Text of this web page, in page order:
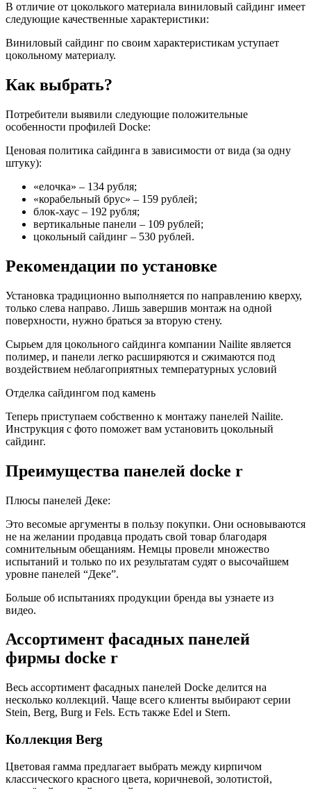
В отличие от цоколького материала виниловый сайдинг имеет
следующие качественные характеристики:
Виниловый сайдинг по своим характеристикам уступает
цокольному материалу.
Как выбрать?
Потребители выявили следующие положительные
особенности профилей Docke:
Ценовая политика сайдинга в зависимости от вида (за одну
штуку):
«елочка» – 134 рубля;
«корабельный брус» – 159 рублей;
блок-хаус – 192 рубля;
вертикальные панели – 109 рублей;
цокольный сайдинг – 530 рублей.
Рекомендации по установке
Установка традиционно выполняется по направлению кверху,
только слева направо. Лишь завершив монтаж на одной
поверхности, нужно браться за вторую стену.
Сырьем для цокольного сайдинга компании Nailite является
полимер, и панели легко расширяются и сжимаются под
воздействием неблагоприятных температурных условий
Отделка сайдингом под камень
Теперь приступаем собственно к монтажу панелей Nailite.
Инструкция с фото поможет вам установить цокольный
сайдинг.
Преимущества панелей docke r
Плюсы панелей Деке:
Это весомые аргументы в пользу покупки. Они основываются
не на желании продавца продать свой товар благодаря
сомнительным обещаниям. Немцы провели множество
испытаний и только по их результатам судят о высочайшем
уровне панелей “Деке”.
Больше об испытаниях продукции бренда вы узнаете из
видео.
Ассортимент фасадных панелей
фирмы docke r
Весь ассортимент фасадных панелей Docke делится на
несколько коллекций. Чаще всего клиенты выбирают серии
Stein, Berg, Burg и Fels. Есть также Edel и Stern.
Коллекция Berg
Цветовая гамма предлагает выбрать между кирпичом
классического красного цвета, коричневой, золотистой,